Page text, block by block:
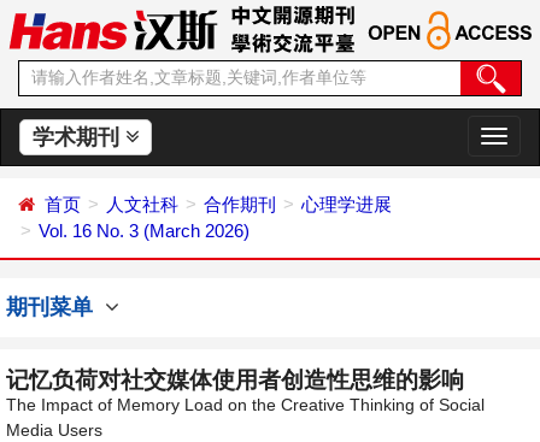
学术期刊
切
换
首页 人文社科 合作期刊
心理学进展
Vol. 16 No. 3 (March 2026)
期刊菜单
记忆负荷对社交媒体使用者创造性思维的影响
The Impact of Memory Load on the Creative Thinking of Social
Media Users